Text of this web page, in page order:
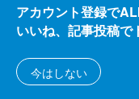
技術ブログ
API
運営会社
アカウント登録で
いいね、記事投稿
今はしない